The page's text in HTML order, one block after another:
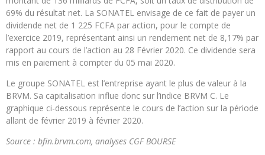
69% du résultat net. La SONATEL envisage de ce fait de payer un
dividende net de 1 225 FCFA par action, pour le compte de
l’exercice 2019, représentant ainsi un rendement net de 8,17% par
rapport au cours de l’action au 28 Février 2020. Ce dividende sera
mis en paiement à compter du 05 mai 2020.
Le groupe SONATEL est l’entreprise ayant le plus de valeur à la
BRVM. Sa capitalisation influe donc sur l’indice BRVM C. Le
graphique ci-dessous représente le cours de l’action sur la période
allant de février 2019 à février 2020.
Source : bfin.brvm.com, analyses CGF BOURSE